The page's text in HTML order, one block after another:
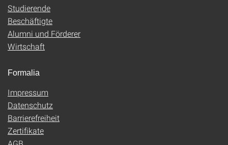
Studierende
Beschäftigte
Alumni und Förderer
Wirtschaft
Formalia
Impressum
Datenschutz
Barrierefreiheit
Zertifikate